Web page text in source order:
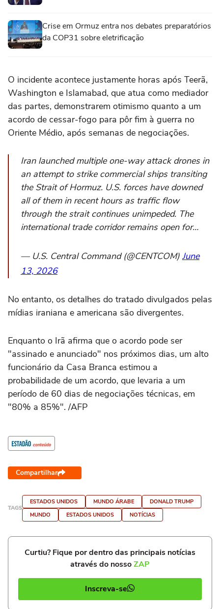
Crise em Ormuz entra nos debates preparatórios
da COP31 sobre eletrificação
O incidente acontece justamente horas após Teerã,
Washington e Islamabad, que atua como mediador
das partes, demonstrarem otimismo quanto a um
acordo de cessar-fogo para pôr fim à guerra no
Oriente Médio, após semanas de negociações.
Iran launched multiple one-way attack drones in
an attempt to strike commercial ships transiting
the Strait of Hormuz. U.S. forces have downed
all of them in recent hours as traffic flow
through the strait continues unimpeded. The
international trade corridor remains open for…
— U.S. Central Command (@CENTCOM) June
13, 2026
No entanto, os detalhes do tratado divulgados pelas
mídias iraniana e americana são divergentes.
Enquanto o Irã afirma que o acordo pode ser
"assinado e anunciado" nos próximos dias, um alto
funcionário da Casa Branca estimou a
probabilidade de um acordo, que levaria a um
período de 60 dias de negociações técnicas, em
"80% a 85%". /AFP
Compartilhar
TAGS
ESTADOS UNIDOS MUNDO ÁRABE
DONALD TRUMP
MUNDO
ESTADOS UNIDOS NOTÍCIAS
Curtiu? Fique por dentro das principais notícias
através do nossoZAP
Inscreva-se